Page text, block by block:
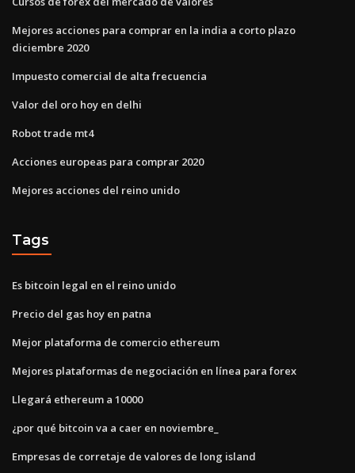
Mejores acciones para comprar en la india a corto plazo
diciembre 2020
Impuesto comercial de alta frecuencia
Valor del oro hoy en delhi
Robot trade mt4
Acciones europeas para comprar 2020
Mejores acciones del reino unido
Tags
Es bitcoin legal en el reino unido
Precio del gas hoy en patna
Mejor plataforma de comercio ethereum
Mejores plataformas de negociación en línea para forex
Llegará ethereum a 10000
¿por qué bitcoin va a caer en noviembre_
Empresas de corretaje de valores de long island